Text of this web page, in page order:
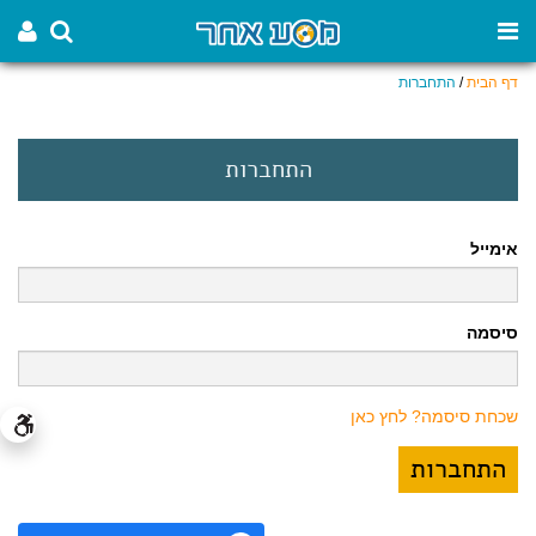
דף הבית/ התחברות
התחברות
אימייל
סיסמה
שכחת סיסמה? לחץ כאן